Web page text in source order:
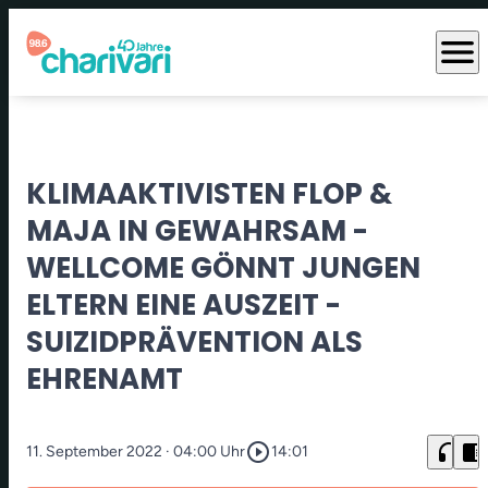
menu
KLIMAAKTIVISTEN FLOP &
MAJA IN GEWAHRSAM -
WELLCOME GÖNNT JUNGEN
ELTERN EINE AUSZEIT -
SUIZIDPRÄVENTION ALS
EHRENAMT
11. September 2022 · 04:00 Uhrplay_circle_outline14:01 headphones chrome_reader_mode